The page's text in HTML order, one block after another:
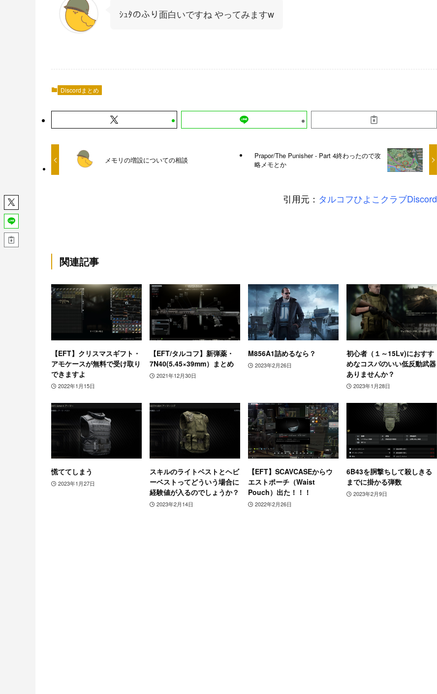
ｼｭﾀのふり面白いですね やってみますw
Discordまとめ
メモリの増設についての相談
Prapor/The Punisher - Part 4終わったので攻
略メモとか
引用元： タルコフひよこクラブDiscord
関連記事
【EFT】クリスマスギフト・
アモケースが無料で受け取り
できますよ
2022年1月15日
【EFT/タルコフ】新弾薬・
7N40(5.45×39mm）まとめ
2021年12月30日
M856A1詰めるなら？
2023年2月26日
初心者（１～15Lv)におすす
めなコスパのいい低反動武器
ありませんか？
2023年1月28日
慌ててしまう
2023年1月27日
スキルのライトベストとヘビ
ーベストってどういう場合に
経験値が入るのでしょうか？
2023年2月14日
【EFT】SCAVCASEからウ
エストポーチ（Waist
Pouch）出た！！！
2022年2月26日
6B43を胴撃ちして殺しきる
までに掛かる弾数
2023年2月9日